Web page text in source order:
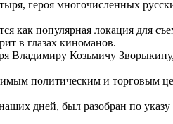
героя многочисленных
как популярная локация для
в глазах киноманов.
Владимиру Козьмичу
политическим и торговым
дней, был разобран по